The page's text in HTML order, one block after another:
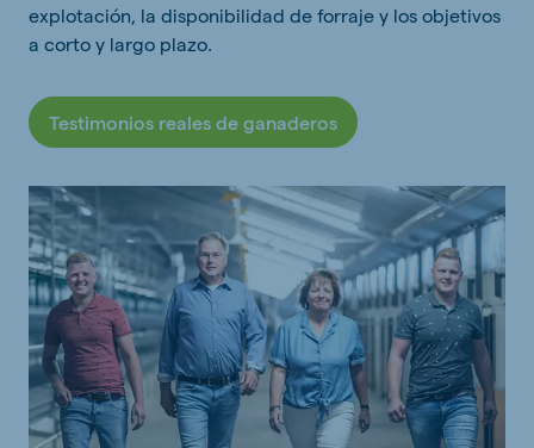
explotación, la disponibilidad de forraje y los objetivos
a corto y largo plazo.
Testimonios reales de ganaderos